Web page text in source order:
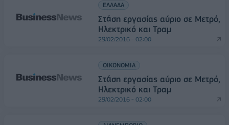
ΕΛΛΑΔΑ
Στάση εργασίας αύριο σε Μετρό,
Ηλεκτρικό και Τραμ
29/02/2016 - 02:00
ΟΙΚΟΝΟΜΙΑ
Στάση εργασίας αύριο σε Μετρό,
Ηλεκτρικό και Τραμ
29/02/2016 - 02:00